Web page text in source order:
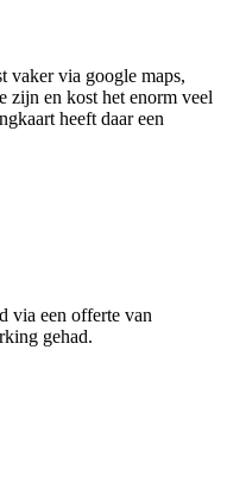
vaker via google maps,
zijn en kost het enorm veel
heeft daar een
via een offerte van
gehad.